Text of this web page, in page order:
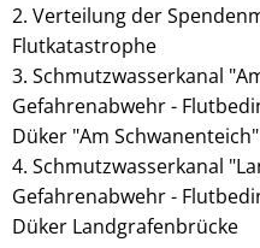
2. Verteilung der
Flutkatastrophe
3. Schmutzwasserkanal
Gefahrenabwehr -
Düker "Am Schwanenteich"
4. Schmutzwasserkanal
Gefahrenabwehr -
Düker Landgrafenbrücke